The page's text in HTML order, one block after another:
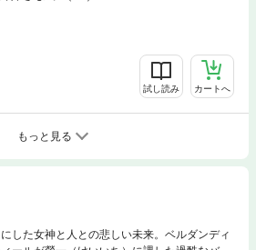
試し読み カートへ
もっと見る
した女神と人との悲しい未来。ベルダンディ